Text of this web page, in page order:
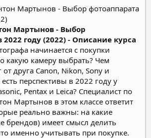
Мартынов - Выбор
2022 году (2022) - Описание курса
начинается с покупки
какую камеру выбрать? Чем
друга Canon, Nikon, Sony и
перспективы в 2022 году у
Pentax и Leica? Специалист по
Мартынов в этом классе ответит
реально важны: на какие
брендов) имеет смысл делить
именно учитывать при покупке.